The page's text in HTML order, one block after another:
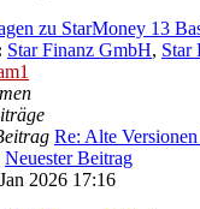
zu StarMoney 13
Star Finanz GmbH, Star
Re: Alte
Neuester Beitrag
2026 17:16